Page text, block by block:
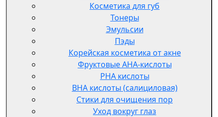
Косметика для губ
Тонеры
Эмульсии
Пэды
Корейская косметика от акне
Фруктовые AHA-кислоты
PHA кислоты
BHA кислоты (салициловая)
Стики для очищения пор
Уход вокруг глаз